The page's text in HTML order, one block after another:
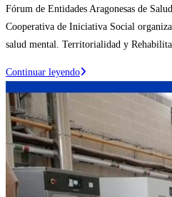
Fórum de Entidades Aragonesas de
Cooperativa de Iniciativa Social
salud mental. Territorialidad y
Continuar leyendoCelebración
del
Mundial
de
la
Salud